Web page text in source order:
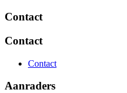
Contact
Contact
Contact
Aanraders